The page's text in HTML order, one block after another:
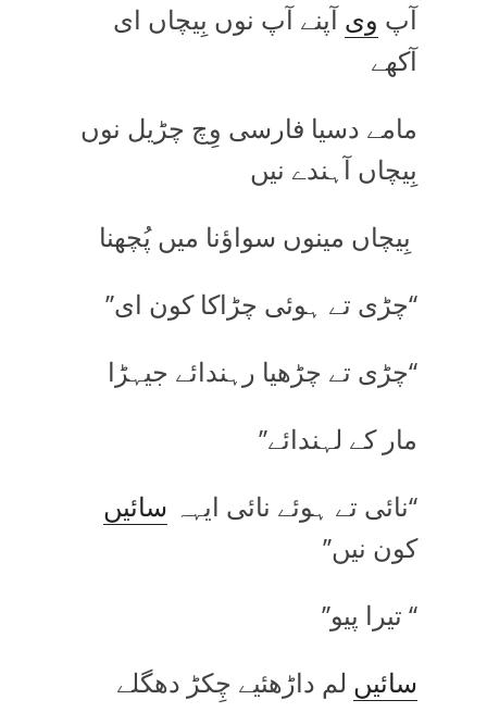
آپ ویآپنے آپ نوں بِیچاں ای
آکھے
مامے دسیا فارسی وِچ چڑیل نوں
بِیچاں آہندے نیں
بِیچاں مینوں سواؤنا میں پُچھنا
‘‘چڑی تے ہوئی چڑاکا کون ای’’
‘‘چڑی تے چڑھیا رہندائے جیہڑا
مار کے لہندائے’’
‘‘نائی تے ہوئے نائی ایہہ سائیں
کون نیں’’
‘‘ تیرا پیو’’
سائیں لم داڑھئیے چِکڑ دھگلے